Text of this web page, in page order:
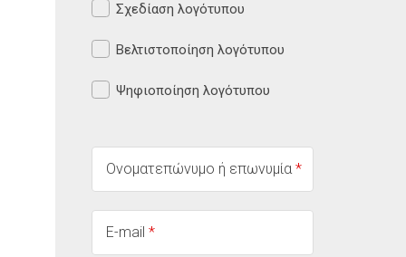
Σχεδίαση λογότυπου
Βελτιστοποίηση λογότυπου
Ψηφιοποίηση λογότυπου
Ονοματεπώνυμο ή επωνυμία*
E-mail *